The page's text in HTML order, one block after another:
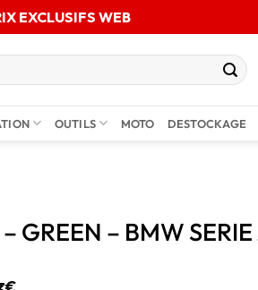
EXCLUSIFS WEB
OUTILS MOTO DESTOCKAGE
GREEN – BMW